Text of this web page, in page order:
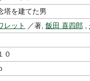
塔を建てた男
レット ／著, 飯田 喜四郎
０